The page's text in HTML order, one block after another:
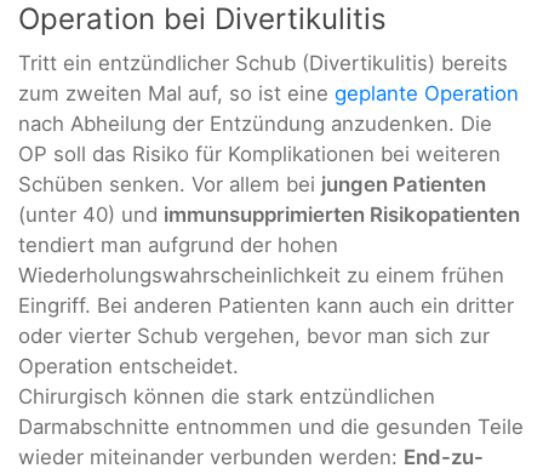
Operation bei Divertikulitis
Tritt ein entzündlicher Schub (Divertikulitis) bereits
zum zweiten Mal auf, so ist eine geplante Operation
nach Abheilung der Entzündung anzudenken. Die
OP soll das Risiko für Komplikationen bei weiteren
Schüben senken. Vor allem bei jungen Patienten
(unter 40) und immunsupprimierten Risikopatienten
tendiert man aufgrund der hohen
Wiederholungswahrscheinlichkeit zu einem frühen
Eingriff. Bei anderen Patienten kann auch ein dritter
oder vierter Schub vergehen, bevor man sich zur
Operation entscheidet.
Chirurgisch können die stark entzündlichen
Darmabschnitte entnommen und die gesunden Teile
wieder miteinander verbunden werden: End-zu-